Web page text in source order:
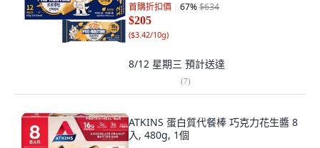
首購折扣價 67%$634
$205
($3.42/10g)
8/12 星期三 預計送達
(7)
ATKINS 蛋白質代餐棒 巧克力花生醬 8
入, 480g, 1個